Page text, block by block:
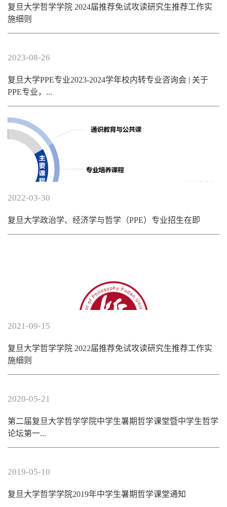
复旦大学哲学学院 2024届推荐免试攻读研究生推荐工作实
施细则
2023-08-26
复旦大学PPE专业2023-2024学年校内转专业咨询会 | 关于
PPE专业，...
2022-03-30
复旦大学政治学、经济学与哲学（PPE）专业招生在即
2021-09-15
复旦大学哲学学院 2022届推荐免试攻读研究生推荐工作实
施细则
2020-05-21
第二届复旦大学哲学学院中学生暑期哲学课堂暨中学生哲学
论坛第一...
2019-05-10
复旦大学哲学学院2019年中学生暑期哲学课堂通知